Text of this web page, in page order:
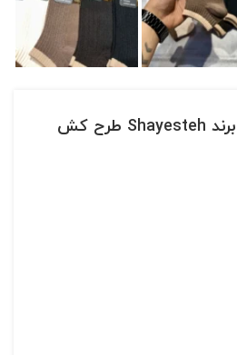
جوراب مچی زنانه برند Shayesteh طرح کش